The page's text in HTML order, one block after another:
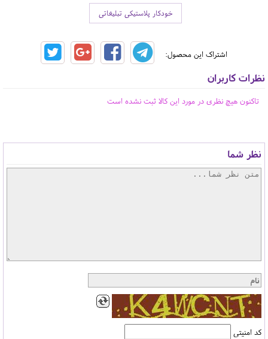
خودکار پلاستیکی تبلیغاتی
اشتراک این محصول:
نظرات کاربران
تاکنون هیچ نظری در مورد این کالا ثبت نشده است
نظر شما
کد امنیتی